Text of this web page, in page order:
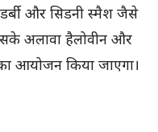
और सिडनी स्मैश जैसे
अलावा हैलोवीन और
आयोजन किया जाएगा।